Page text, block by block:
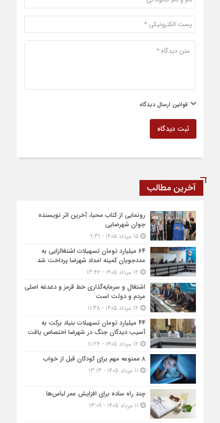
قوانین ارسال دیدگاه
ثبت دیدگاه
آخرین مطالب
رونمایی از کتاب محیا، آخرین اثر نویسنده
جوان شهرضایی
15 مرداد 1405 - 9:31
۶۴ میلیارد تومان تسهیلات اشتغالزایی به
مددجویان کمیته امداد شهرضا پرداخت شد
اشتغال و سرمایه‌گذاری خط قرمز و دغدغه اصلی
مردم و دولت است
۴۴ میلیارد تومان تسهیلات بنیاد برکت به
آسیب دیدگان جنگ در شهرضا اختصاص یافت
۸ ممنوعه مهم برای کودکان قبل از خواب
چند راه ساده برای افزایش عمر لباس‌ها